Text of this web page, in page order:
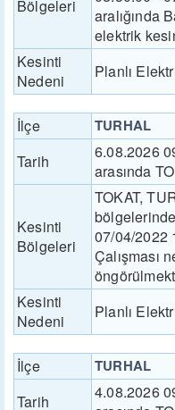
Bölgeleri
aralığında
elektrik
Kesinti
Nedeni
Planlı
İlçe TURHAL
Tarih
6.08.2026
arasında
Kesinti
Bölgeleri
TOKAT,
07/04/2022
Çalışması
Kesinti
Nedeni
Planlı
İlçe TURHAL
Tarih
4.08.2026